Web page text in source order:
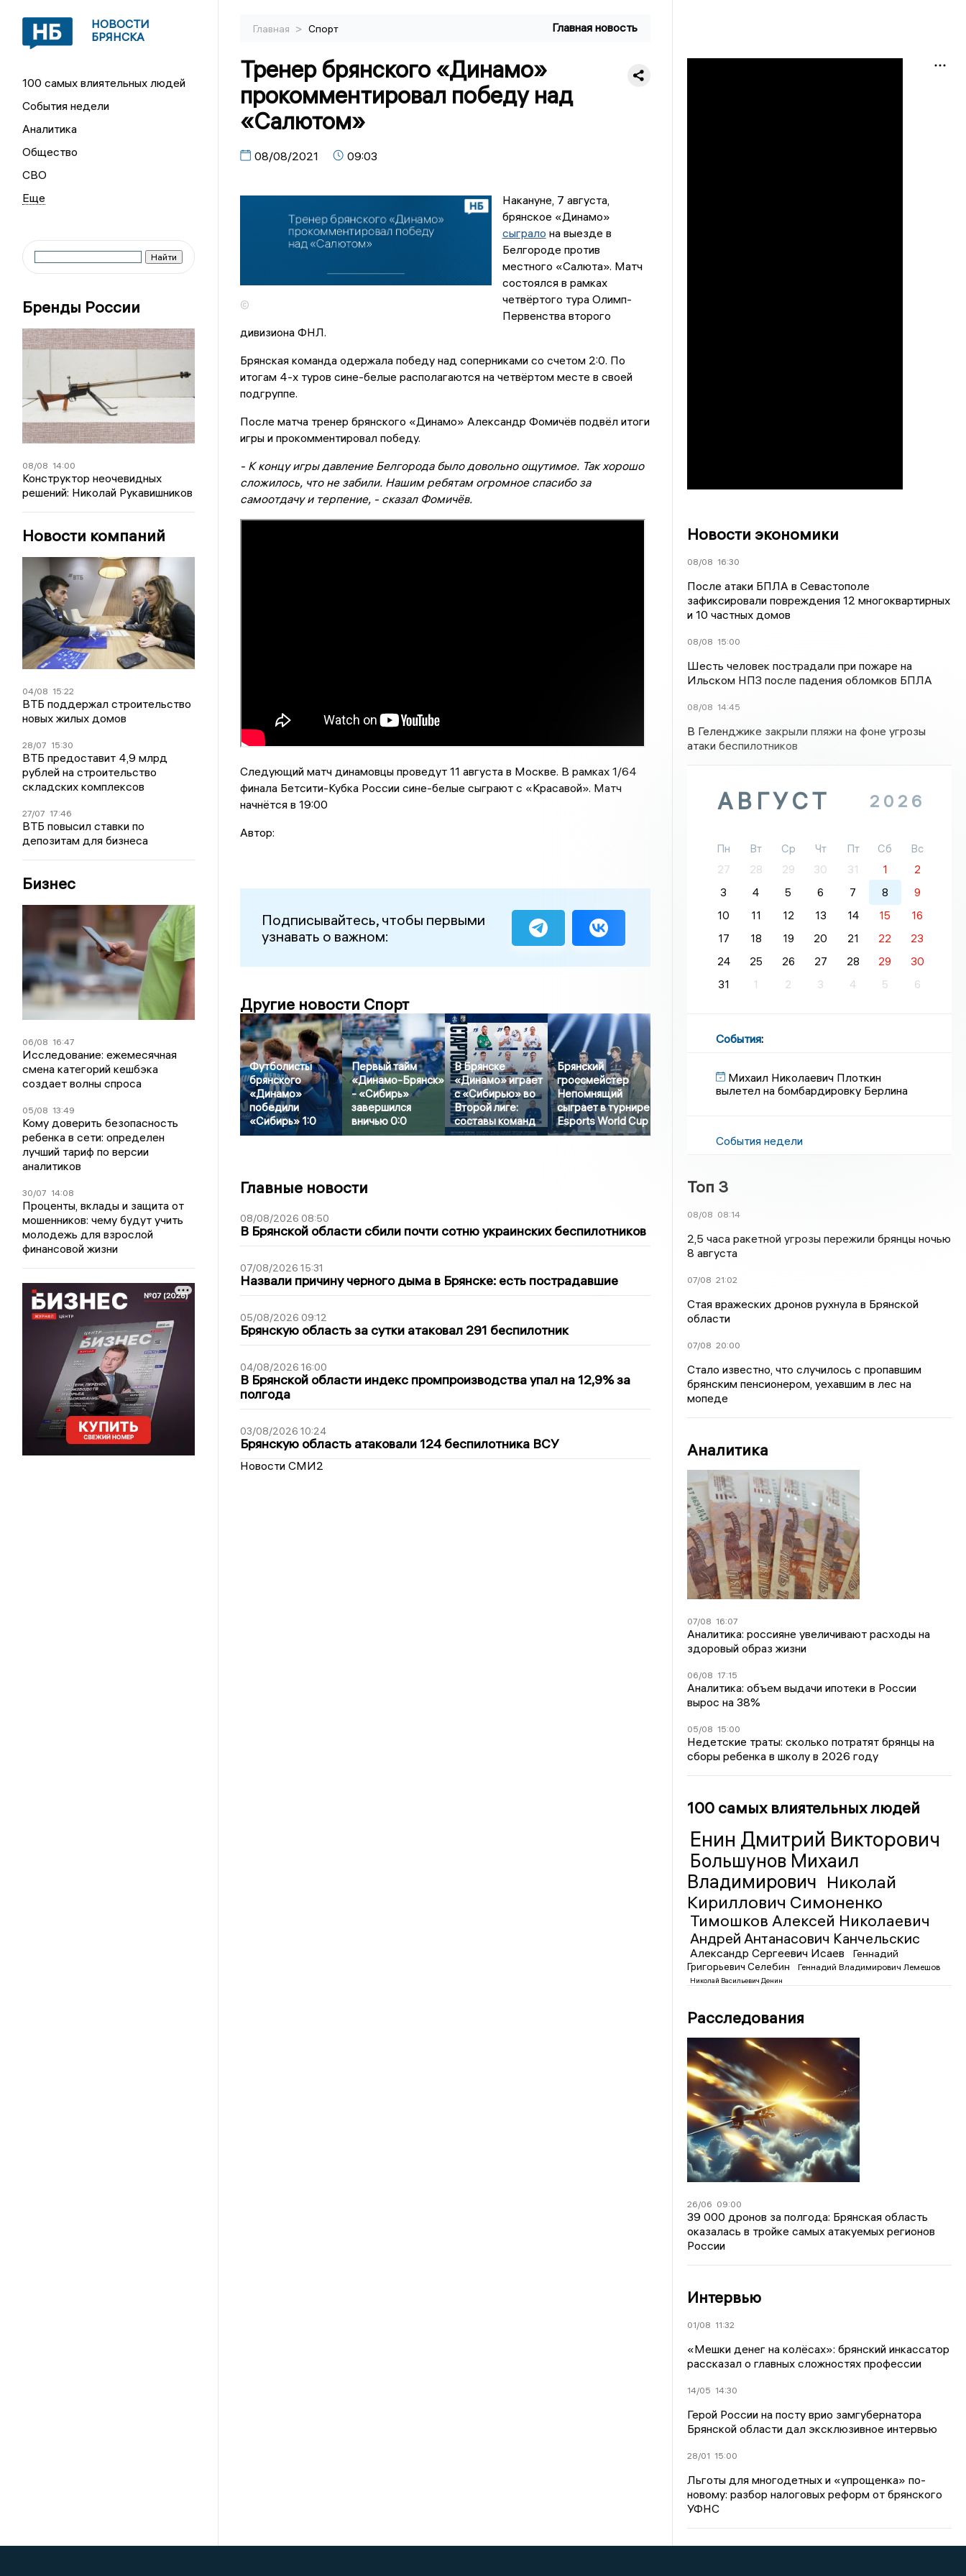
НОВОСТИ
БРЯНСКА
100 самых влиятельных людей
События недели
Аналитика
Общество
СВО
Бренды России
08/08 14:00
Конструктор неочевидных
решений: Николай Рукавишников
Новости компаний
04/08 15:22
ВТБ поддержал строительство
новых жилых домов
28/07 15:30
ВТБ предоставит 4,9 млрд
рублей на строительство
складских комплексов
27/07 17:46
ВТБ повысил ставки по
депозитам для бизнеса
Бизнес
06/08 16:47
Исследование: ежемесячная
смена категорий кешбэка
создает волны спроса
05/08 13:49
Кому доверить безопасность
ребенка в сети: определен
лучший тариф по версии
аналитиков
30/07 14:08
Проценты, вклады и защита от
мошенников: чему будут учить
молодежь для взрослой
финансовой жизни
Главная > Спорт Главная новость
Тренер брянского «Динамо»
прокомментировал победу над
«Салютом»
08/08/2021 09:03
©
Накануне, 7 августа,
брянское «Динамо»
сыграло на выезде в
Белгороде против
местного «Салюта». Матч
состоялся в рамках
четвёртого тура Олимп-
Первенства второго
дивизиона ФНЛ.
Брянская команда одержала победу над соперниками со счетом 2:0. По
итогам 4-х туров сине-белые располагаются на четвёртом месте в своей
подгруппе.
После матча тренер брянского «Динамо» Александр Фомичёв подвёл итоги
игры и прокомментировал победу.
- К концу игры давление Белгорода было довольно ощутимое. Так хорошо
сложилось, что не забили. Нашим ребятам огромное спасибо за
самоотдачу и терпение, - сказал Фомичёв.
Следующий матч динамовцы проведут 11 августа в Москве. В рамках 1/64
финала Бетсити-Кубка России сине-белые сыграют с «Красавой». Матч
начнётся в 19:00
Автор:
Подписывайтесь, чтобы первыми
узнавать о важном:
Другие новости Спорт
Футболисты
брянского
«Динамо»
победили
«Сибирь» 1:0
Первый тайм
«Динамо-Брянск»
- «Сибирь»
завершился
вничью 0:0
В Брянске
«Динамо» играет
с «Сибирью» во
Второй лиге:
составы команд
Брянский
гроссмейстер
Непомнящий
сыграет в турнире
Esports World Cup
Главные новости
08/08/2026 08:50
В Брянской области сбили почти сотню украинских беспилотников
07/08/2026 15:31
Назвали причину черного дыма в Брянске: есть пострадавшие
05/08/2026 09:12
Брянскую область за сутки атаковал 291 беспилотник
04/08/2026 16:00
В Брянской области индекс промпроизводства упал на 12,9% за
полгода
03/08/2026 10:24
Брянскую область атаковали 124 беспилотника ВСУ
Новости СМИ2
Новости экономики
08/08 16:30
После атаки БПЛА в Севастополе
зафиксировали повреждения 12 многоквартирных
и 10 частных домов
08/08 15:00
Шесть человек пострадали при пожаре на
Ильском НПЗ после падения обломков БПЛА
08/08 14:45
В Геленджике закрыли пляжи на фоне угрозы
атаки беспилотников
АВГУСТ 2026
Пн Вт Ср Чт Пт Сб
Вс
27
28 29 30 31 1
2
3
4 5 6 7 8
9
10
11 12 13 14 15
16
17
18 19 20 21 22
23
24
25 26 27 28 29
30
31
1 2 3 4 5 6
События:
Михаил Николаевич Плоткин
вылетел на бомбардировку Берлина
События недели
Топ 3
08/08 08:14
2,5 часа ракетной угрозы пережили брянцы ночью
8 августа
07/08 21:02
Стая вражеских дронов рухнула в Брянской
области
07/08 20:00
Стало известно, что случилось с пропавшим
брянским пенсионером, уехавшим в лес на
мопеде
Аналитика
07/08 16:07
Аналитика: россияне увеличивают расходы на
здоровый образ жизни
06/08 17:15
Аналитика: объем выдачи ипотеки в России
вырос на 38%
05/08 15:00
Недетские траты: сколько потратят брянцы на
сборы ребенка в школу в 2026 году
100 самых влиятельных людей
Енин Дмитрий Викторович
Большунов Михаил
Владимирович Николай
Кириллович Симоненко
Тимошков Алексей Николаевич
Андрей Антанасович Канчельскис
Александр Сергеевич Исаев
Геннадий
Григорьевич Селебин
Геннадий Владимирович Лемешов
Николай Васильевич Денин
Расследования
26/06 09:00
39 000 дронов за полгода: Брянская область
оказалась в тройке самых атакуемых регионов
России
Интервью
01/08 11:32
«Мешки денег на колёсах»: брянский инкассатор
рассказал о главных сложностях профессии
14/05 14:30
Герой России на посту врио замгубернатора
Брянской области дал эксклюзивное интервью
28/01 15:00
Льготы для многодетных и «упрощенка» по-
новому: разбор налоговых реформ от брянского
УФНС